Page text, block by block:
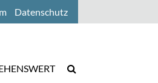
Datenschutz